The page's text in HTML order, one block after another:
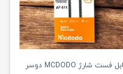
کابل فست شارژ MCDODO دوسر